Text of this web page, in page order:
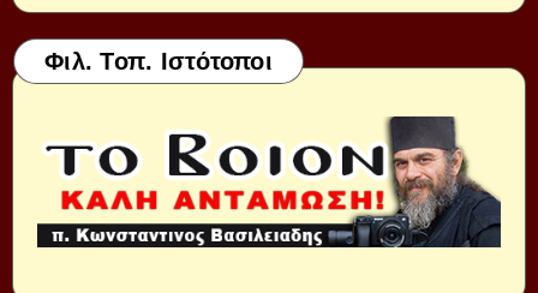
Φιλ. Τοπ. Ιστότοποι